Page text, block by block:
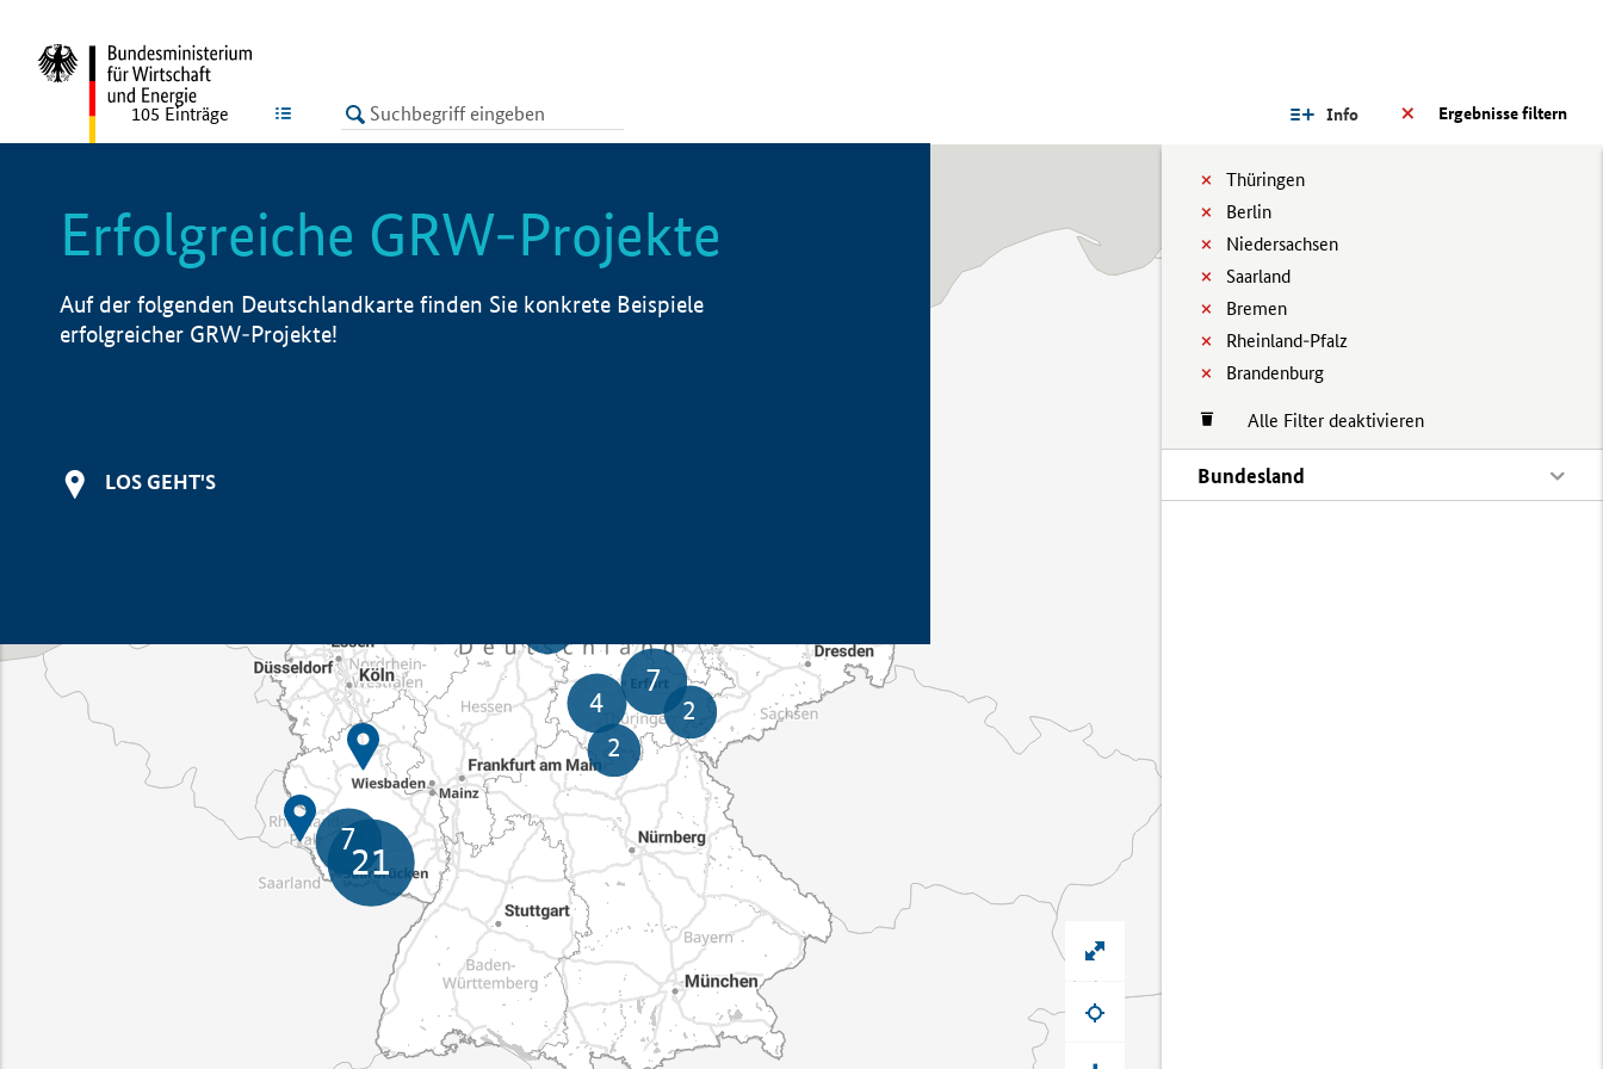
LISTE Ergebnisse filtern
Info
Thüringen
Berlin
Niedersachsen
Saarland
Bremen
Rheinland-Pfalz
Brandenburg
Alle Filter deaktivieren
Bundesland
105 Einträge
Erfolgreiche GRW-Projekte
Auf der folgenden Deutschlandkarte finden Sie konkrete Beispiele
erfolgreicher GRW-Projekte!
LOS GEHT'S